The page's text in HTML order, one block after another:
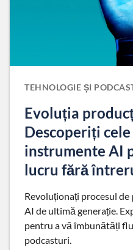
TEHNOLOGIE ȘI
Evoluția
Descoperiți
instrumente AI
lucru fără
Revoluționați procesul
AI de ultimă generație.
pentru a vă îmbunătăți
podcasturi.